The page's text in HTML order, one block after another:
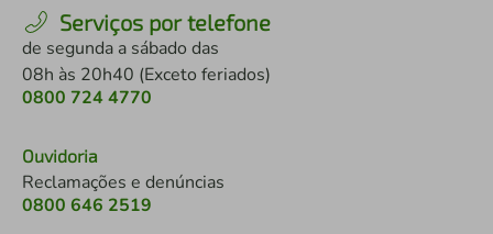
Serviços por telefone
de segunda a sábado das
08h às 20h40 (Exceto feriados)
0800 724 4770
Ouvidoria
Reclamações e denúncias
0800 646 2519